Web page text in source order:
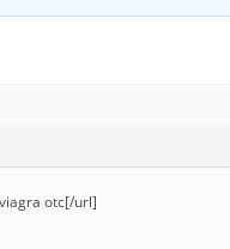
otc[/url]